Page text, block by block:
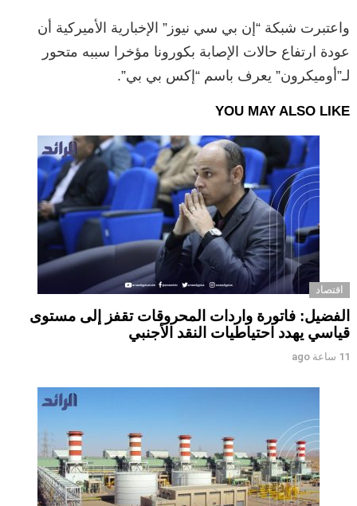
واعتبرت شبكة “إن بي سي نيوز” الإخبارية الأميركية أن
عودة ارتفاع حالات الإصابة بكورونا مؤخرا سببه متحور
لـ”أوميكرون” يعرف باسم “إكس بي بي”.
YOU MAY ALSO LIKE
اقتصاد
الفضيل: فاتورة واردات المحروقات تقفز إلى مستوى
قياسي يهدد احتياطيات النقد الأجنبي
11 ساعة ago